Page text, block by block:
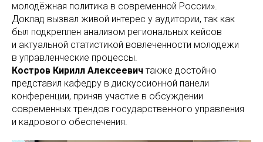
молодёжная политика в современной России».
Доклад вызвал живой интерес у аудитории, так как
был подкреплен анализом региональных кейсов
и актуальной статистикой вовлеченности молодежи
в управленческие процессы.
Костров Кирилл Алексеевич также достойно
представил кафедру в дискуссионной панели
конференции, приняв участие в обсуждении
современных трендов государственного управления
и кадрового обеспечения.